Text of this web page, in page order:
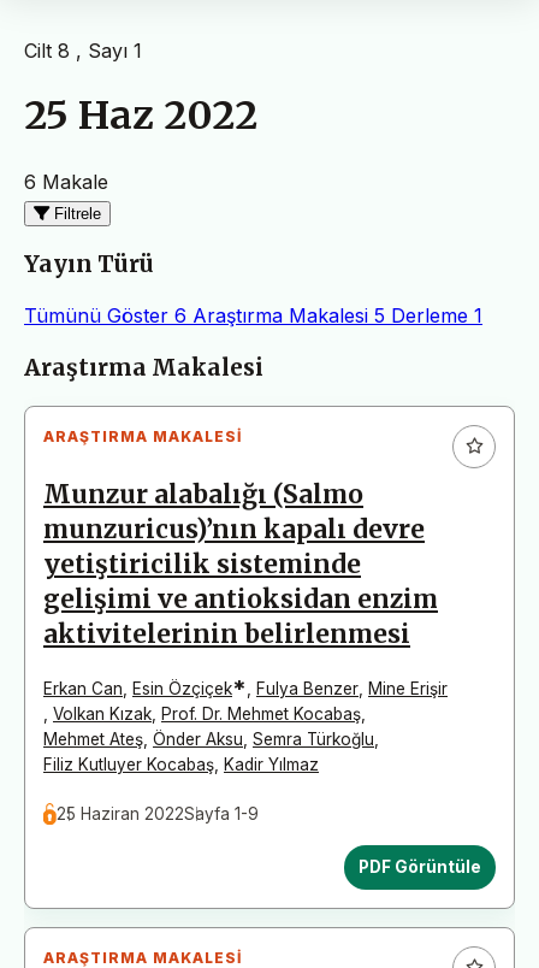
Cilt 8 , Sayı 1
25 Haz 2022
6 Makale
Filtrele
Yayın Türü
Tümünü Göster 6 Araştırma Makalesi 5 Derleme 1
Makaleler
Araştırma Makalesi
ARAŞTIRMA MAKALESI
Munzur alabalığı (Salmo
munzuricus)’nın kapalı devre
yetiştiricilik sisteminde
gelişimi ve antioksidan enzim
aktivitelerinin belirlenmesi
Erkan Can Esin Özçiçek* Fulya Benzer
Mine Erişir
Volkan Kızak Prof. Dr. Mehmet Kocabaş
Mehmet Ateş Önder Aksu Semra Türkoğlu
Filiz Kutluyer Kocabaş
Kadir Yılmaz
25 Haziran 2022Sayfa 1-9
PDF Görüntüle
ARAŞTIRMA MAKALESI